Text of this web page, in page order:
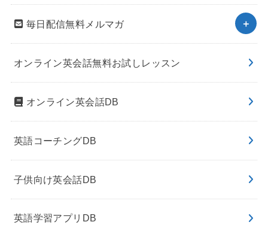
毎日配信無料メルマガ
オンライン英会話無料お試しレッスン
オンライン英会話DB
英語コーチングDB
子供向け英会話DB
英語学習アプリDB